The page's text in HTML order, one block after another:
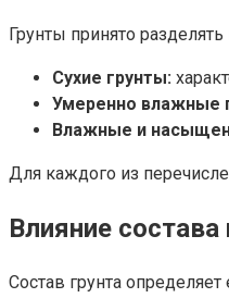
Грунты принято
Сухие грунты:
Умеренно влажные
Влажные и
Для каждого из
Влияние
Состав грунта